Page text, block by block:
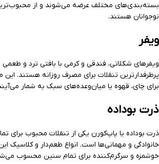
بسته‌بندی‌های مختلف عرضه می‌شوند و از
نوجوانان هستند.
ویفر
ویفرهای شکلاتی، فندقی و کرمی با بافتی ترد و طعمی
پرطرفدارترین تنقلات برای مصرف روزانه هستند.
برای چای، قهوه یا میان‌وعده‌های سبک به شمار
ذرت بوداده
ذرت بوداده یا پاپ‌کورن یکی از تنقلات محبوب برای
خانوادگی و مهمانی‌ها است. انواع طعم‌دار و کلاسیک
خوشمزه و سرگرم‌کننده برای تمام سنین محسوب